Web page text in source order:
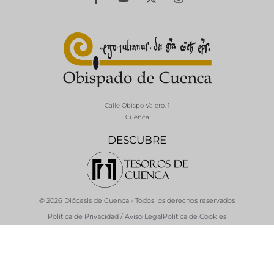
DESCUBRE
Calle Obispo Valero, 1
Cuenca
© 2026 Diócesis de Cuenca - Todos los derechos reservados
Política de Privacidad / Aviso LegalPolítica de Cookies